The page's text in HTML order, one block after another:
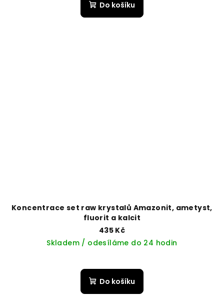
Do košíku
Koncentrace set raw krystalů Amazonit, ametyst,
fluorit a kalcit
435 Kč
Skladem / odesíláme do 24 hodin
Do košíku